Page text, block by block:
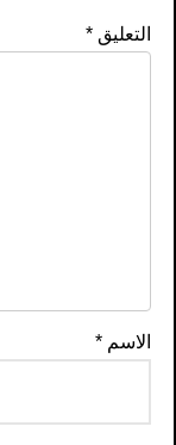
التعليق*
الاسم*